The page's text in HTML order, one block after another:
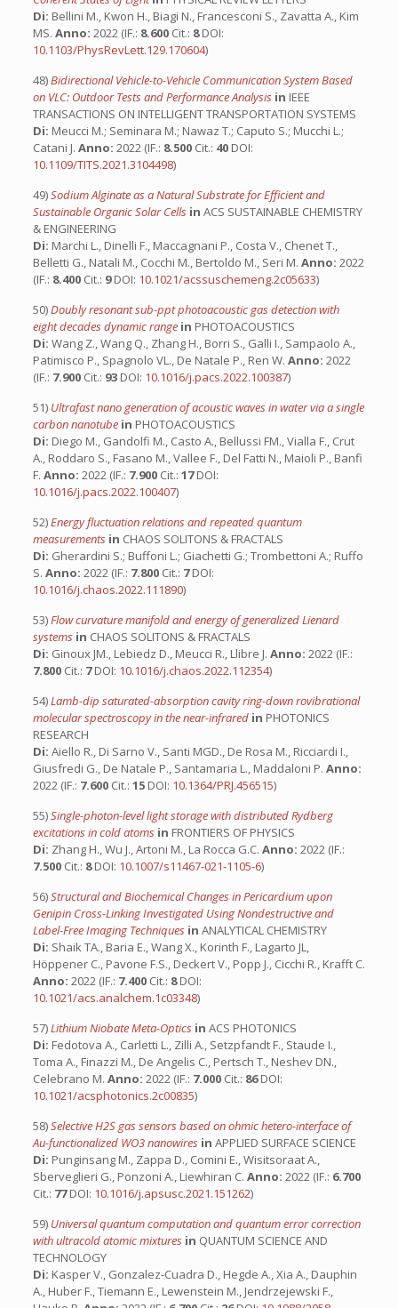
Di: Bellini M., Kwon H., Biagi N., Francesconi S., Zavatta A., Kim
MS. Anno: 2022 (IF.: 8.600 Cit.: 8DOI:
10.1103/PhysRevLett.129.170604)
48)Bidirectional Vehicle-to-Vehicle Communication System Based
on VLC: Outdoor Tests and Performance Analysis in IEEE
TRANSACTIONS ON INTELLIGENT TRANSPORTATION SYSTEMS
Di: Meucci M.; Seminara M.; Nawaz T.; Caputo S.; Mucchi L.;
Catani J. Anno: 2022 (IF.: 8.500 Cit.: 40 DOI:
10.1109/TITS.2021.3104498)
49)Sodium Alginate as a Natural Substrate for Efficient and
Sustainable Organic Solar Cells in ACS SUSTAINABLE CHEMISTRY
& ENGINEERING
Di: Marchi L., Dinelli F., Maccagnani P., Costa V., Chenet T.,
Belletti G., Natali M., Cocchi M., Bertoldo M., Seri M. Anno: 2022
(IF.: 8.400 Cit.: 9DOI: 10.1021/acssuschemeng.2c05633)
50)Doubly resonant sub-ppt photoacoustic gas detection with
eight decades dynamic range in PHOTOACOUSTICS
Di: Wang Z., Wang Q., Zhang H., Borri S., Galli I., Sampaolo A.,
Patimisco P., Spagnolo VL., De Natale P., Ren W. Anno: 2022
(IF.: 7.900 Cit.: 93 DOI: 10.1016/j.pacs.2022.100387)
51) Ultrafast nano generation of acoustic waves in water via a single
carbon nanotube in PHOTOACOUSTICS
Di: Diego M., Gandolfi M., Casto A., Bellussi FM., Vialla F., Crut
A., Roddaro S., Fasano M., Vallee F., Del Fatti N., Maioli P., Banfi
F. Anno: 2022 (IF.: 7.900 Cit.: 17DOI:
10.1016/j.pacs.2022.100407)
52)Energy fluctuation relations and repeated quantum
measurements in CHAOS SOLITONS & FRACTALS
Di: Gherardini S.; Buffoni L.; Giachetti G.; Trombettoni A.; Ruffo
S. Anno: 2022 (IF.: 7.800 Cit.: 7DOI:
10.1016/j.chaos.2022.111890)
53)Flow curvature manifold and energy of generalized Lienard
systems in CHAOS SOLITONS & FRACTALS
Di: Ginoux JM., Lebiedz D., Meucci R., Llibre J. Anno: 2022 (IF.:
7.800 Cit.: 7DOI: 10.1016/j.chaos.2022.112354)
54)Lamb-dip saturated-absorption cavity ring-down rovibrational
molecular spectroscopy in the near-infrared in PHOTONICS
RESEARCH
Di: Aiello R., Di Sarno V., Santi MGD., De Rosa M., Ricciardi I.,
Giusfredi G., De Natale P., Santamaria L., Maddaloni P. Anno:
2022 (IF.: 7.600 Cit.: 15 DOI: 10.1364/PRJ.456515)
55)Single-photon-level light storage with distributed Rydberg
excitations in cold atoms in FRONTIERS OF PHYSICS
Di: Zhang H., Wu J., Artoni M., La Rocca G.C. Anno: 2022 (IF.:
7.500 Cit.: 8DOI: 10.1007/s11467-021-1105-6)
56)Structural and Biochemical Changes in Pericardium upon
Genipin Cross-Linking Investigated Using Nondestructive and
Label-Free Imaging Techniques in ANALYTICAL CHEMISTRY
Di: Shaik TA., Baria E., Wang X., Korinth F., Lagarto JL,
Höppener C., Pavone F.S., Deckert V., Popp J., Cicchi R., Krafft C.
Anno: 2022 (IF.: 7.400 Cit.: 8DOI:
10.1021/acs.analchem.1c03348)
57)Lithium Niobate Meta-Optics in ACS PHOTONICS
Di: Fedotova A., Carletti L., Zilli A., Setzpfandt F., Staude I.,
Toma A., Finazzi M., De Angelis C., Pertsch T., Neshev DN.,
Celebrano M. Anno: 2022 (IF.: 7.000 Cit.: 86DOI:
10.1021/acsphotonics.2c00835)
58)Selective H2S gas sensors based on ohmic hetero-interface of
Au-functionalized WO3 nanowires in APPLIED SURFACE SCIENCE
Di: Punginsang M., Zappa D., Comini E., Wisitsoraat A.,
Sberveglieri G., Ponzoni A., Liewhiran C. Anno: 2022 (IF.: 6.700
Cit.: 77DOI: 10.1016/j.apsusc.2021.151262)
59) Universal quantum computation and quantum error correction
with ultracold atomic mixtures in QUANTUM SCIENCE AND
TECHNOLOGY
Di: Kasper V., Gonzalez-Cuadra D., Hegde A., Xia A., Dauphin
A., Huber F., Tiemann E., Lewenstein M., Jendrzejewski F.,